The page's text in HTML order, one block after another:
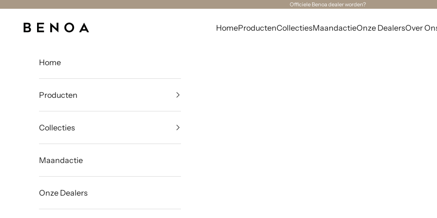
Officiele Benoa dealer worden?
Benoa HomeProductenCollectiesMaandactieOnze DealersOver
Home
Producten
Collecties
Maandactie
Onze Dealers